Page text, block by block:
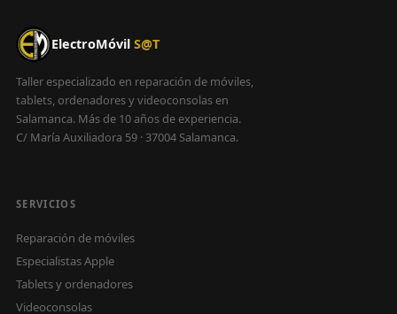
ElectroMóvil S@T
Taller especializado en reparación de móviles,
tablets, ordenadores y videoconsolas en
Salamanca. Más de 10 años de experiencia.
C/ María Auxiliadora 59 · 37004 Salamanca.
SERVICIOS
Reparación de móviles
Especialistas Apple
Tablets y ordenadores
Videoconsolas